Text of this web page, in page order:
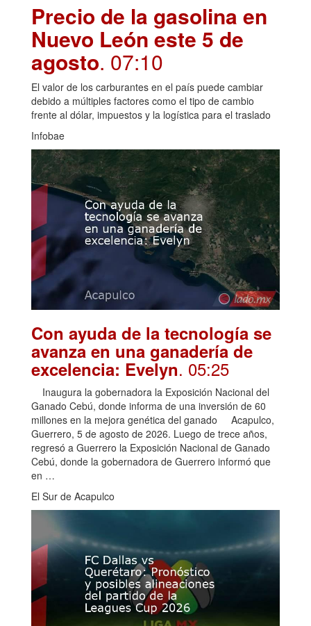
Precio de la gasolina en
Nuevo León este 5 de
agosto. 07:10
El valor de los carburantes en el país puede cambiar
debido a múltiples factores como el tipo de cambio
frente al dólar, impuestos y la logística para el traslado
Infobae
Con ayuda de la tecnología se
avanza en una ganadería de
excelencia: Evelyn. 05:25
Inaugura la gobernadora la Exposición Nacional del
Ganado Cebú, donde informa de una inversión de 60
millones en la mejora genética del ganado Acapulco,
Guerrero, 5 de agosto de 2026. Luego de trece años,
regresó a Guerrero la Exposición Nacional de Ganado
Cebú, donde la gobernadora de Guerrero informó que
en …
El Sur de Acapulco